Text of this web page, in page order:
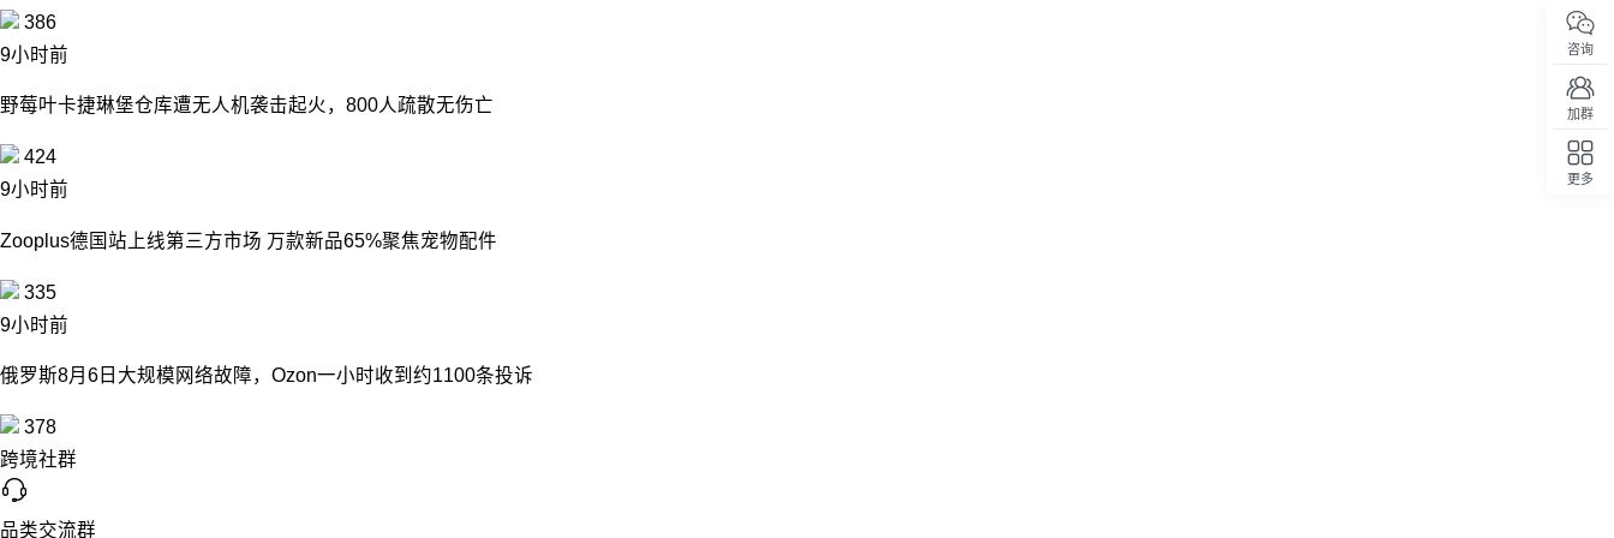
386
9小时前
野莓叶卡捷琳堡仓库遭无人机袭击起火，800人疏散无伤亡
424
9小时前
Zooplus德国站上线第三方市场 万款新品65%聚焦宠物配件
335
9小时前
俄罗斯8月6日大规模网络故障，Ozon一小时收到约1100条投诉
378
跨境社群
品类交流群
咨询
加群
更多